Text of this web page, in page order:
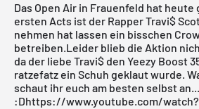
Das Open Air in Frauenfeld hat
ersten Acts ist der Rapper Travi$
nehmen hat lassen ein bisschen
betreiben.Leider blieb die Aktion
da der liebe Travi$ den Yeezy Boost
ratzefatz ein Schuh geklaut wurde.
schaut ihr euch am besten selbst an...
:Dhttps://www.youtube.com/